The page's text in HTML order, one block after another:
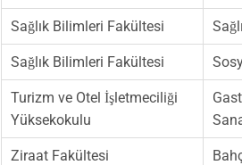
Sağlık Bilimleri Fakültesi
Sağlık Bilimleri Fakültesi
Turizm ve Otel İşletmeciliği
Yüksekokulu
Ziraat Fakültesi